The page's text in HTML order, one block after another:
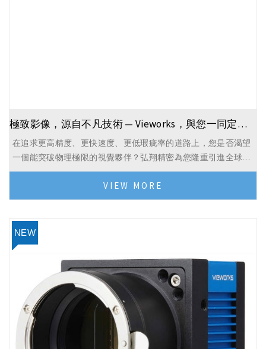
極致影像，源自不凡技術 — Vieworks，與您一同定義視覺檢測的極限
在追求更高精度、更快速度、更低瑕疵率的道路上，您是否渴望
一個能突破物理極限的視覺夥伴？弘翔精密為您隆重引進全球機
器視覺的技術領導者 — Vieworks。
VIEW MORE